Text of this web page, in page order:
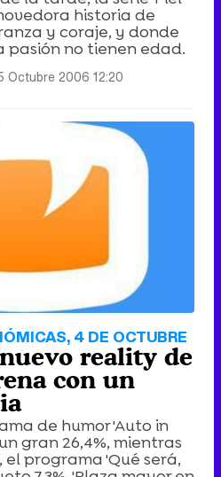
historia de
y coraje, y donde
pasión no tienen edad.
Octubre 2006 12:20
4 DE OCTUBRE
reality de
con un
de humor 'Auto in
gran 26,4%, mientras
programa 'Qué será,